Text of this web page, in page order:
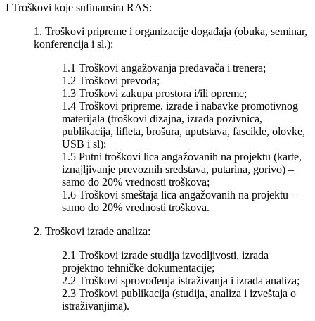
I Troškovi koje sufinansira RAS:
1. Troškovi pripreme i organizacije događaja (obuka, seminar,
konferencija i sl.):
1.1 Troškovi angažovanja predavača i trenera;
1.2 Troškovi prevoda;
1.3 Troškovi zakupa prostora i/ili opreme;
1.4 Troškovi pripreme, izrade i nabavke promotivnog
materijala (troškovi dizajna, izrada pozivnica,
publikacija, lifleta, brošura, uputstava, fascikle, olovke,
USB i sl);
1.5 Putni troškovi lica angažovanih na projektu (karte,
iznajljivanje prevoznih sredstava, putarina, gorivo) –
samo do 20% vrednosti troškova;
1.6 Troškovi smeštaja lica angažovanih na projektu –
samo do 20% vrednosti troškova.
2. Troškovi izrade analiza:
2.1 Troškovi izrade studija izvodljivosti, izrada
projektno tehničke dokumentacije;
2.2 Troškovi sprovođenja istraživanja i izrada analiza;
2.3 Troškovi publikacija (studija, analiza i izveštaja o
istraživanjima).